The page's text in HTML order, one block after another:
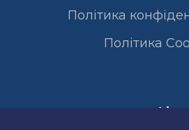
Політика
Полiтика